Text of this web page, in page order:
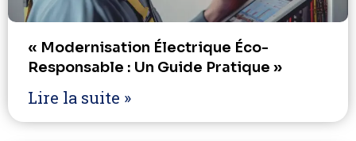
« Modernisation Électrique Éco-
Responsable : Un Guide Pratique »
Lire la suite »